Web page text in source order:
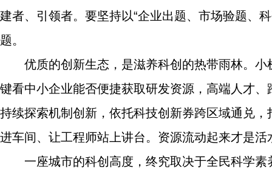
建者、引领者。要坚持以“企业出题、市场验题、
题。
优质的创新生态，是滋养科创的热带雨林。
键看中小企业能否便捷获取研发资源，高端人才
持续探索机制创新，依托科技创新券跨区域通兑
进车间、让工程师站上讲台。资源流动起来才是
一座城市的科创高度，终究取决于全民科学